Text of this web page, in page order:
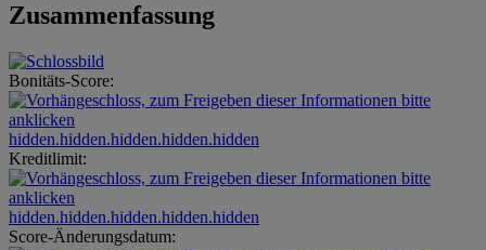
Zusammenfassung
Bonitäts-Score:
hidden.hidden.hidden.hidden.hidden
Kreditlimit:
hidden.hidden.hidden.hidden.hidden
Score-Änderungsdatum: